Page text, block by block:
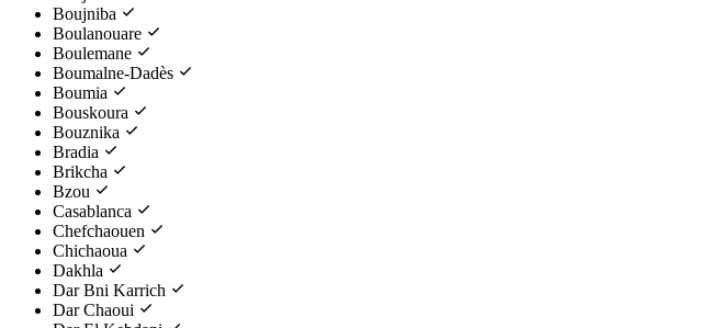
Boujniba
Boulanouare
Boulemane
Boumalne-Dadès
Boumia
Bouskoura
Bouznika
Bradia
Brikcha
Bzou
Casablanca
Chefchaouen
Chichaoua
Dakhla
Dar Bni Karrich
Dar Chaoui